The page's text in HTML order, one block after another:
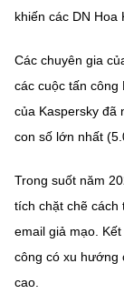
khiến các DN Hoa
Các chuyên gia
các cuộc tấn công
của Kaspersky đã
con số lớn nhất
Trong suốt năm
tích chặt chẽ cách
email giả mạo.
công có xu hướng
cao.